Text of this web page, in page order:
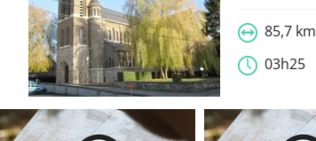
85,7 km
03h25